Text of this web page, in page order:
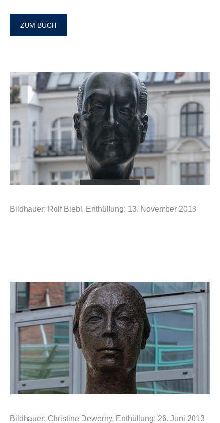
ZUM BUCH
Bildhauer: Rolf Biebl, Enthüllung: 13. November 2013
Bildhauer: Christine Dewerny, Enthüllung: 26. Juni 2013